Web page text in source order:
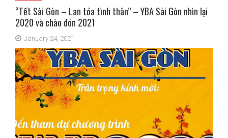
“Tết Sài Gòn – Lan tỏa tình thân” – YBA Sài Gòn nhìn lại
2020 và chào đón 2021
January 24, 2021